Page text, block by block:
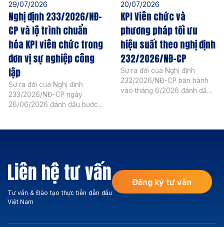
29/07/2026
Nghị định 233/2026/NĐ-
CP và lộ trình chuẩn
hóa KPI viên chức trong
đơn vị sự nghiệp công
lập
Sự ra đời của Nghị định
233/2026/NĐ-CP ngày
26/06/2026 đánh dấu bước
trình sang đo lường hiệu suất
thực tế dựa trên KPI viên […]
20/07/2026
KPI Viên chức và
phương pháp tối ưu
hiệu suất theo nghị định
232/2026/NĐ-CP
Sự ra đời của Nghị định
232/2026/NĐ-CP ban hành
vào tháng 6/2026 đánh dấu
lập. Đẩy mạnh quản lý nhân
Liên hệ tư vấn
Tư vấn & Đào tạo thực tiễn dẫn đầu
Việt Nam
Đăng ký tư vấn